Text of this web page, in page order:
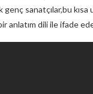
genç sanatçılar,bu
anlatım dili ile ifade